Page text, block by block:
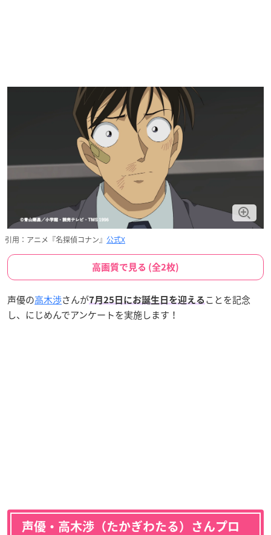
引用：アニメ『名探偵コナン』 公式X
高画質で見る (全2枚)
声優の高木渉さんが7月25日 にお誕生日を迎える ことを記念
し、にじめんでアンケートを実施します！
声優・高木渉（たかぎわたる）さんプロ